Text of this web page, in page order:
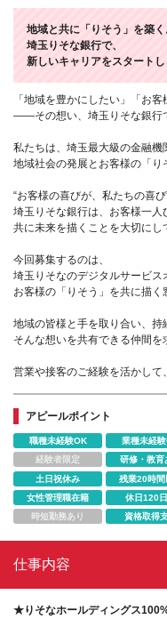
地域と共に「りそう」を築く
埼玉りそな銀行で、
新しいキャリアをスタートし
「地域を豊かにしたい」「お
――その想い、埼玉りそな銀行
私たちは、埼玉最大級の金融機
地域社会の発展とお客様の「り
“お客様の喜びが、私たちの喜び
埼玉りそな銀行は、お客様一人
共に未来を描くことを大切にし
今回募集するのは、
埼玉りそなのデジタルサービス
お客様の「りそう」を共に描
地域の皆様と手を取り合い、持
そんな想いを共有できる仲間を
営業や接客のご経験を活かして
アピールポイント
職種未経験OK 業種未経
経験者限定
研修・教育
土日祝休み
残業20時間
女性管理職在籍
休日120
時短勤務あり
資格取得
仕事内容
★りそなホールディングス